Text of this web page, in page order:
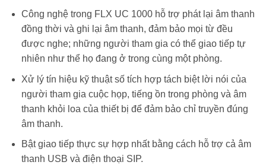
Công nghệ trong FLX UC 1000 hỗ trợ phát lại âm thanh
đồng thời và ghi lại âm thanh, đảm bảo mọi từ đều
được nghe; những người tham gia có thể giao tiếp tự
nhiên như thể họ đang ở trong cùng một phòng.
Xử lý tín hiệu kỹ thuật số tích hợp tách biệt lời nói của
người tham gia cuộc họp, tiếng ồn trong phòng và âm
thanh khỏi loa của thiết bị để đảm bảo chỉ truyền đúng
âm thanh.
Bật giao tiếp thực sự hợp nhất bằng cách hỗ trợ cả âm
thanh USB và điện thoại SIP.